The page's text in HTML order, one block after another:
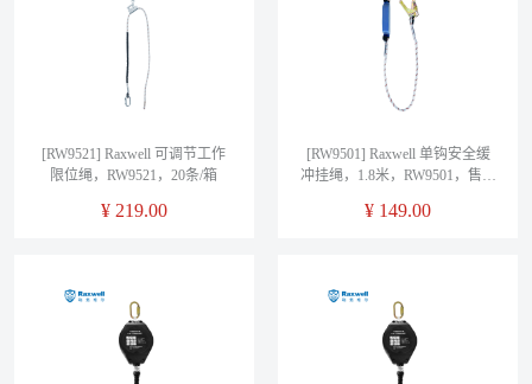
[RW9521] Raxwell 可调节工作
限位绳，RW9521，20条/箱
¥ 219.00
[RW9501] Raxwell 单钩安全缓
冲挂绳，1.8米，RW9501，售卖
¥ 149.00